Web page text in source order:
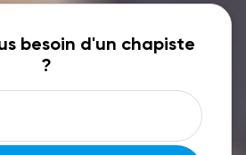
besoin d'un chapiste
?